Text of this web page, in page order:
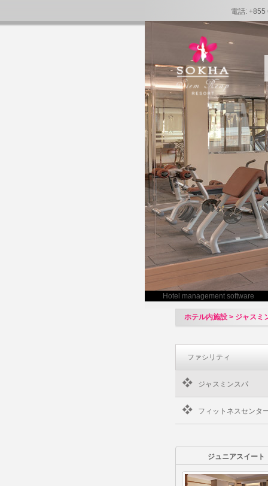
電話:
Hotel management software
ホテル内施設 > ジャスミ
ファシリティ
ジャスミンスパ
フィットネスセンタ
ジュニアスイート